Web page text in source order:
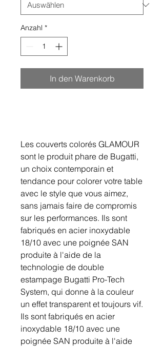
Anzahl *
In den Warenkorb
Les couverts colorés GLAMOUR
sont le produit phare de Bugatti,
un choix contemporain et
tendance pour colorer votre table
avec le style que vous aimez,
sans jamais faire de compromis
sur les performances. Ils sont
fabriqués en acier inoxydable
18/10 avec une poignée SAN
produite à l'aide de la
technologie de double
estampage Bugatti Pro-Tech
System, qui donne à la couleur
un effet transparent et toujours vif.
Ils sont fabriqués en acier
inoxydable 18/10 avec une
poignée SAN produite à l'aide